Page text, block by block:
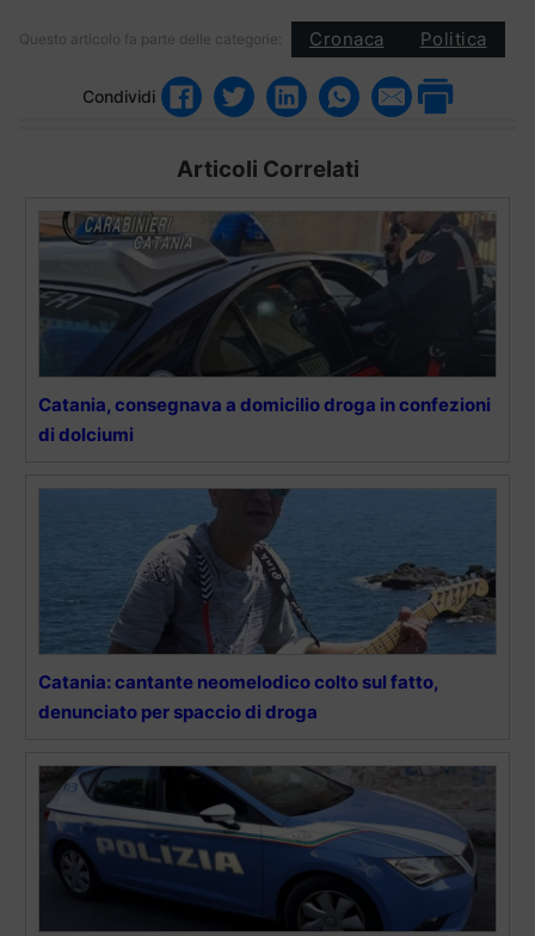
Questo articolo fa parte delle categorie: Cronaca Politica
Condividi
Articoli Correlati
Catania, consegnava a domicilio droga in confezioni
di dolciumi
Catania: cantante neomelodico colto sul fatto,
denunciato per spaccio di droga